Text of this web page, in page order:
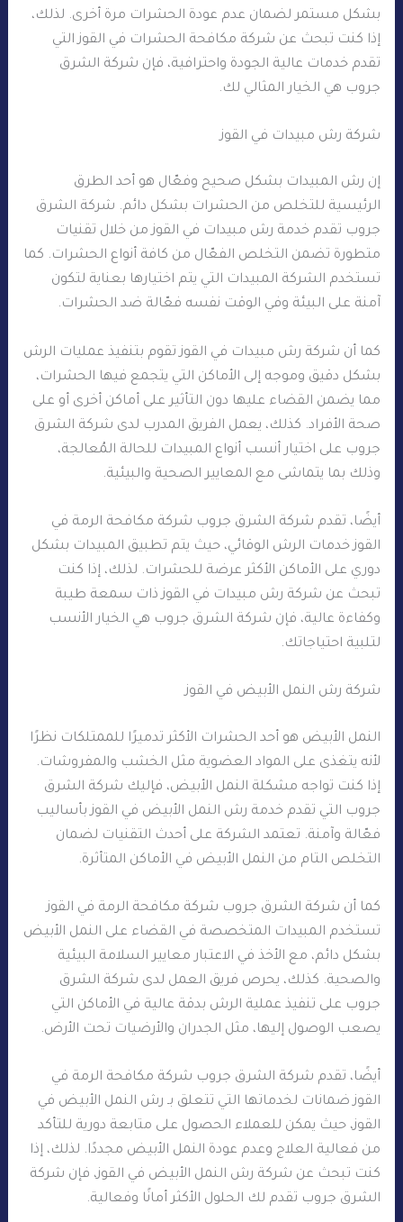
بشكل مستمر لضمان عدم عودة الحشرات مرة أخرى. لذلك،
إذا كنت تبحث عن شركة مكافحة الحشرات في القوز التي
تقدم خدمات عالية الجودة واحترافية، فإن شركة الشرق
جروب هي الخيار المثالي لك.
شركة رش مبيدات في القوز
إن رش المبيدات بشكل صحيح وفعّال هو أحد الطرق
الرئيسية للتخلص من الحشرات بشكل دائم. شركة الشرق
جروب تقدم خدمة رش مبيدات في القوز من خلال تقنيات
متطورة تضمن التخلص الفعّال من كافة أنواع الحشرات. كما
تستخدم الشركة المبيدات التي يتم اختيارها بعناية لتكون
آمنة على البيئة وفي الوقت نفسه فعّالة ضد الحشرات.
كما أن شركة رش مبيدات في القوز تقوم بتنفيذ عمليات الرش
بشكل دقيق وموجه إلى الأماكن التي يتجمع فيها الحشرات،
مما يضمن القضاء عليها دون التأثير على أماكن أخرى أو على
صحة الأفراد. كذلك، يعمل الفريق المدرب لدى شركة الشرق
جروب على اختيار أنسب أنواع المبيدات للحالة المُعالجة،
وذلك بما يتماشى مع المعايير الصحية والبيئية.
أيضًا، تقدم شركة الشرق جروب شركة مكافحة الرمة في
القوز خدمات الرش الوقائي، حيث يتم تطبيق المبيدات بشكل
دوري على الأماكن الأكثر عرضة للحشرات. لذلك، إذا كنت
تبحث عن شركة رش مبيدات في القوز ذات سمعة طيبة
وكفاءة عالية، فإن شركة الشرق جروب هي الخيار الأنسب
لتلبية احتياجاتك.
شركة رش النمل الأبيض في القوز
النمل الأبيض هو أحد الحشرات الأكثر تدميرًا للممتلكات نظرًا
لأنه يتغذى على المواد العضوية مثل الخشب والمفروشات.
إذا كنت تواجه مشكلة النمل الأبيض، فإليك شركة الشرق
جروب التي تقدم خدمة رش النمل الأبيض في القوز بأساليب
فعّالة وآمنة. تعتمد الشركة على أحدث التقنيات لضمان
التخلص التام من النمل الأبيض في الأماكن المتأثرة.
كما أن شركة الشرق جروب شركة مكافحة الرمة في القوز
تستخدم المبيدات المتخصصة في القضاء على النمل الأبيض
بشكل دائم، مع الأخذ في الاعتبار معايير السلامة البيئية
والصحية. كذلك، يحرص فريق العمل لدى شركة الشرق
جروب على تنفيذ عملية الرش بدقة عالية في الأماكن التي
يصعب الوصول إليها، مثل الجدران والأرضيات تحت الأرض.
أيضًا، تقدم شركة الشرق جروب شركة مكافحة الرمة في
القوز ضمانات لخدماتها التي تتعلق بـ رش النمل الأبيض في
القوز، حيث يمكن للعملاء الحصول على متابعة دورية للتأكد
من فعالية العلاج وعدم عودة النمل الأبيض مجددًا. لذلك، إذا
كنت تبحث عن شركة رش النمل الأبيض في القوز، فإن شركة
الشرق جروب تقدم لك الحلول الأكثر أمانًا وفعالية.